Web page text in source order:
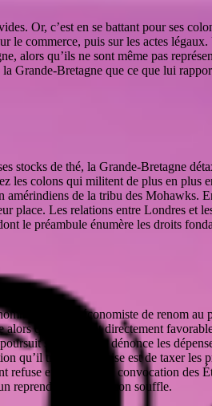
Or, c’est en se battant pour ses
commerce, puis sur les actes
alors qu’ils ne sont même pas
Grande-Bretagne que ce que lui
stocks de thé, la Grande-Bretagne
colons qui militent de plus en plus
amérindiens de la tribu des Mohawks.
place. Les relations entre Londres et
le préambule énumère les droits
donc un économiste de renom
qu’elle lui est directement
son travail et dénonce les
qu’il trouve à la crise est de taxer
et demande la convocation
reprend maintenant son souffle.